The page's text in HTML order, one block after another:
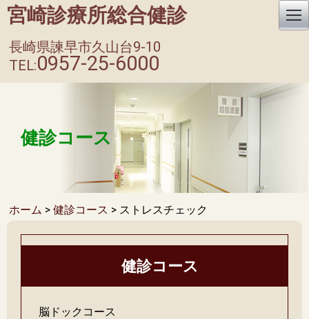
宮崎診療所総合健診
長崎県諫早市久山台9-10
TEL:0957-25-6000
健診コース
ホーム > 健診コース > ストレスチェック
健診コース
脳ドックコース